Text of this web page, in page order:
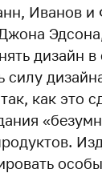
Иванов и
дизайн в
силу
как это